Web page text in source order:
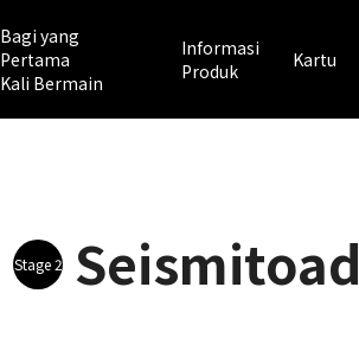
Bagi yang
Pertama
Kali Bermain
Informasi
Produk
Kartu
Stage 2 Seismitoad